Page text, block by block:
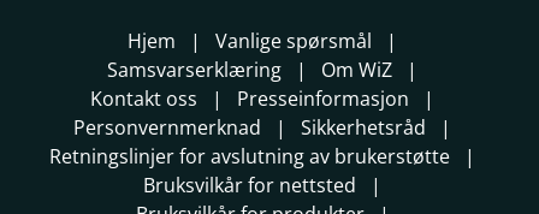
Hjem
Vanlige spørsmål
Samsvarserklæring
Om WiZ
Kontakt oss
Presseinformasjon
Personvernmerknad
Sikkerhetsråd
Retningslinjer for avslutning av brukerstøtte
Bruksvilkår for nettsted